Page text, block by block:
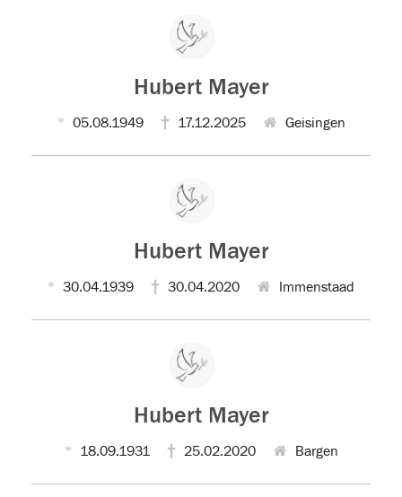
Hubert Mayer
05.08.1949 17.12.2025 Geisingen
Hubert Mayer
30.04.1939 30.04.2020 Immenstaad
Hubert Mayer
18.09.1931 25.02.2020 Bargen